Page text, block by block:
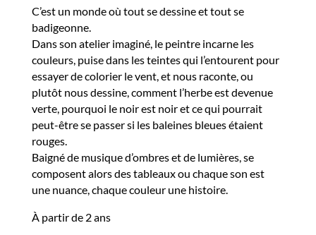
C’est un monde où tout se dessine et tout se
badigeonne.
Dans son atelier imaginé, le peintre incarne les
couleurs, puise dans les teintes qui l’entourent pour
essayer de colorier le vent, et nous raconte, ou
plutôt nous dessine, comment l’herbe est devenue
verte, pourquoi le noir est noir et ce qui pourrait
peut-être se passer si les baleines bleues étaient
rouges.
Baigné de musique d’ombres et de lumières, se
composent alors des tableaux ou chaque son est
une nuance, chaque couleur une histoire.
À partir de 2 ans